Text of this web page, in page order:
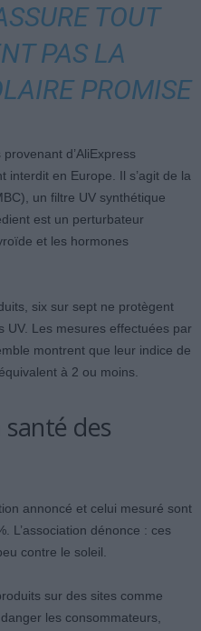
TOUT
PAS LA
PROMISE
d’AliExpress
interdit en Europe. Il s’agit de la
un filtre UV synthétique
est un perturbateur
et les hormones
six sur sept ne protègent
UV. Les mesures effectuées par
montrent que leur indice de
à 2 ou moins.
des
annoncé et celui mesuré sont
L’association dénonce : ces
contre le soleil.
sur des sites comme
les consommateurs,